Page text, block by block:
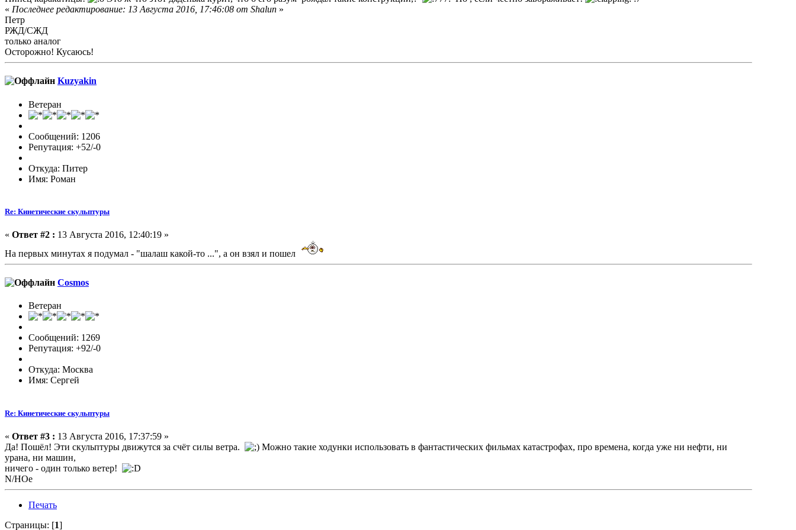
« Последнее редактирование: 13 Августа 2016, 17:46:08 от Shalun »
Петр
РЖД/СЖД
только аналог
Осторожно! Кусаюсь!
Kuzyakin
Ветеран
Сообщений: 1206
Репутация: +52/-0
Откуда: Питер
Имя: Роман
Re: Кинетические скульптуры
« Ответ #2 : 13 Августа 2016, 12:40:19 »
На первых минутах я подумал - "шалаш какой-то ...", а он взял и пошел
Cosmos
Ветеран
Сообщений: 1269
Репутация: +92/-0
Откуда: Москва
Имя: Сергей
Re: Кинетические скульптуры
« Ответ #3 : 13 Августа 2016, 17:37:59 »
Да! Пошёл! Эти скульптуры движутся за счёт силы ветра.
Можно такие ходунки использовать в фантастических фильмах катастрофах, про времена, когда уже ни нефти, ни
урана, ни машин,
ничего - один только ветер!
N/НОе
Печать
Страницы: [1]